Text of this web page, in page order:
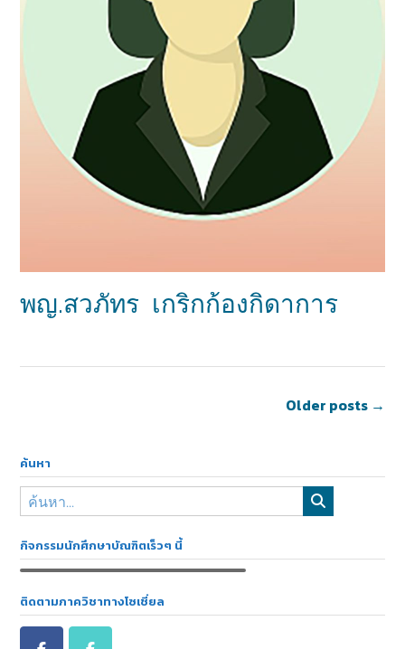
พญ.สวภัทร เกริกก้องกิดาการ
Older posts →
ค้นหา
กิจกรรมนักศึกษาบัณฑิตเร็วๆ นี้
ติดตามภาควิชาทางโซเชี่ยล